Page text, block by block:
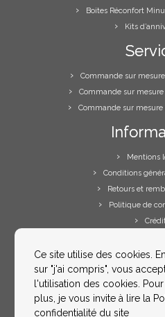
Ce site utilise des cookies.
sur "j'ai compris", vous
l'utilisation des cookies.
plus, je vous invite à lire la
confidentialité du site
Boites Réconfort
Kits
Commande sur
Commande sur
Commande sur
Mentions
Conditions
Retours et
Politique de
Votre
Me